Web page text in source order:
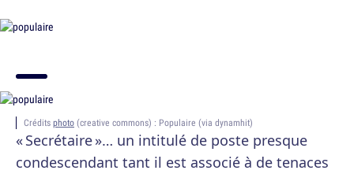
Crédits photo (creative commons) : Populaire (via dynamhit)
« Secrétaire »… un intitulé de poste presque
condescendant tant il est associé à de tenaces